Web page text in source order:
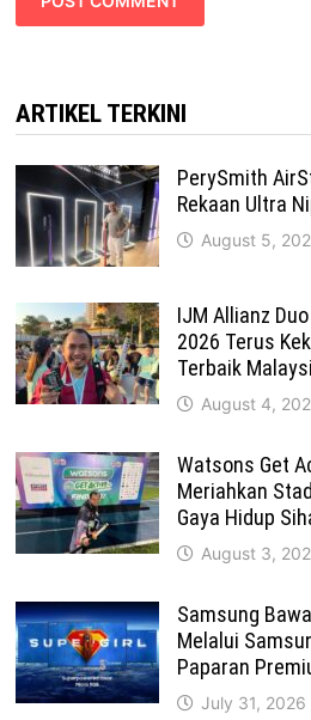
ARTIKEL TERKINI
PerySmith
Rekaan Ultra
August 5,
IJM Allianz
2026 Terus
Terbaik
August 4,
Watsons Get
Meriahkan
Gaya Hidup
August 3,
Samsung
Melalui
Paparan
July 31, 2026